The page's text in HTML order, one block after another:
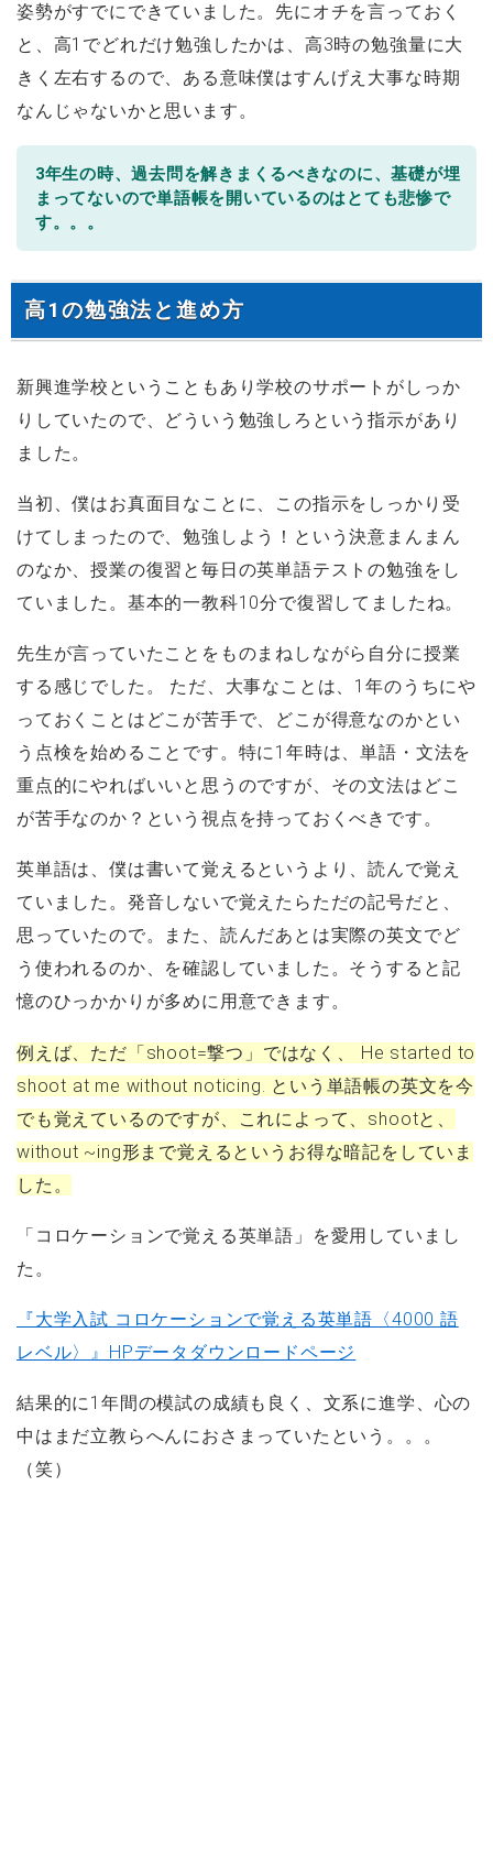
姿勢がすでにできていました。先にオチを言っておく
と、高1でどれだけ勉強したかは、高3時の勉強量に大
きく左右するので、ある意味僕はすんげえ大事な時期
なんじゃないかと思います。
3年生の時、過去問を解きまくるべきなのに、基礎が埋
まってないので単語帳を開いているのはとても悲惨で
す。。。
高1の勉強法と進め方
新興進学校ということもあり学校のサポートがしっか
りしていたので、どういう勉強しろという指示があり
ました。
当初、僕はお真面目なことに、この指示をしっかり受
けてしまったので、勉強しよう！という決意まんまん
のなか、授業の復習と毎日の英単語テストの勉強をし
ていました。基本的一教科10分で復習してましたね。
先生が言っていたことをものまねしながら自分に授業
する感じでした。 ただ、大事なことは、1年のうちにや
っておくことはどこが苦手で、どこが得意なのかとい
う点検を始めることです。特に1年時は、単語・文法を
重点的にやればいいと思うのですが、その文法はどこ
が苦手なのか？という視点を持っておくべきです。
英単語は、僕は書いて覚えるというより、読んで覚え
ていました。発音しないで覚えたらただの記号だと、
思っていたので。また、読んだあとは実際の英文でど
う使われるのか、を確認していました。そうすると記
憶のひっかかりが多めに用意できます。
例えば、ただ「shoot=撃つ」ではなく、 He started to
shoot at me without noticing. という単語帳の英文を今
でも覚えているのですが、これによって、shootと、
without ~ing形まで覚えるというお得な暗記をしていま
した。
「コロケーションで覚える英単語」を愛用していまし
た。
『大学入試 コロケーションで覚える英単語〈4000 語
レベル〉』HPデータダウンロードページ
結果的に1年間の模試の成績も良く、文系に進学、心の
中はまだ立教らへんにおさまっていたという。。。
（笑）